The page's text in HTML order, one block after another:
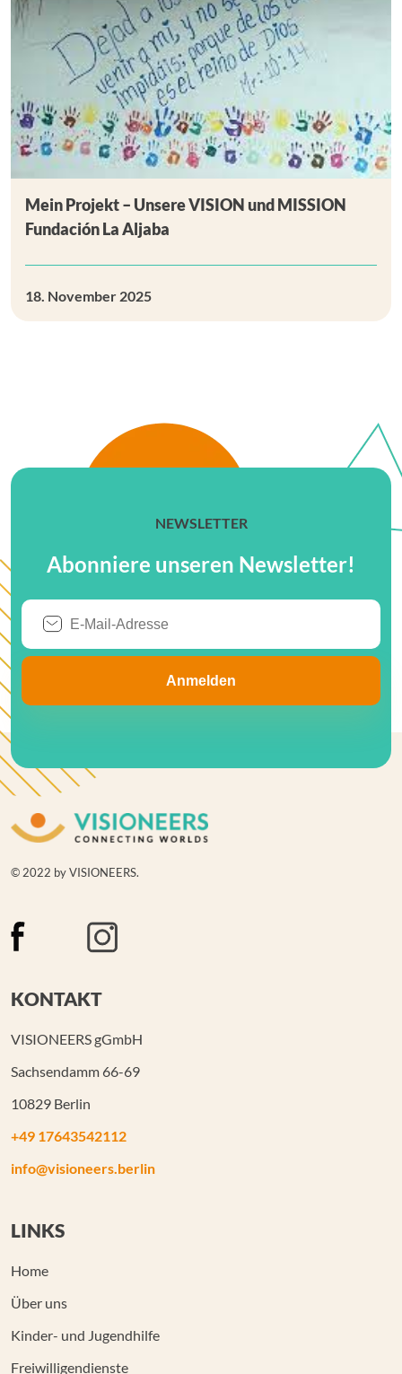
Mein Projekt – Unsere VISION und MISSION
Fundación La Aljaba
18. November 2025
NEWSLETTER
Abonniere unseren Newsletter!
© 2022 by VISIONEERS.
KONTAKT
VISIONEERS gGmbH
Sachsendamm 66-69
10829 Berlin
+49 17643542112
info@visioneers.berlin
LINKS
Home
Über uns
Kinder- und Jugendhilfe
Freiwilligendienste